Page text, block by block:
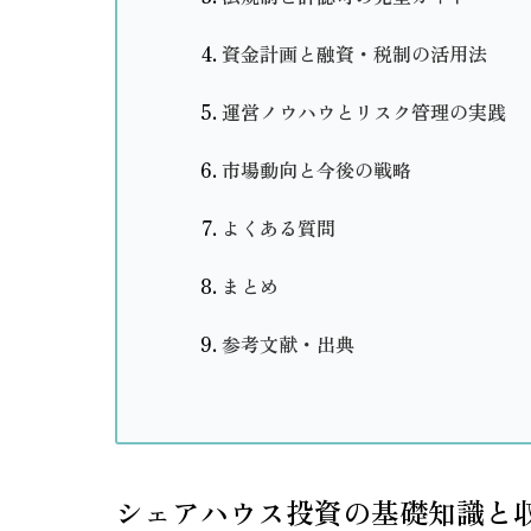
資金計画と融資・税制の活用法
運営ノウハウとリスク管理の実践
市場動向と今後の戦略
よくある質問
まとめ
参考文献・出典
シェアハウス投資の基礎知識と